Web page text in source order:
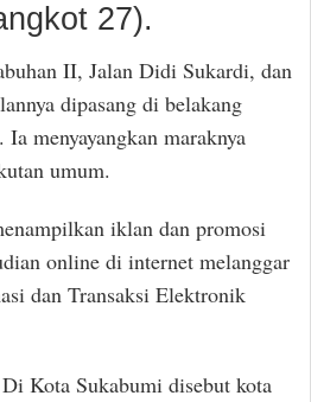
27).
II, Jalan Didi Sukardi, dan
dipasang di belakang
menyayangkan maraknya
umum.
iklan dan promosi
online di internet melanggar
dan Transaksi Elektronik
Kota Sukabumi disebut kota